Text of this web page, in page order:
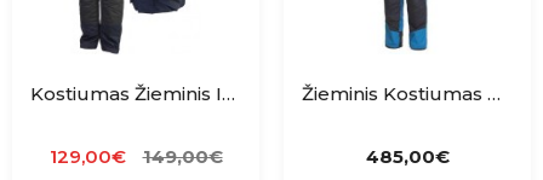
Kostiumas Žieminis Imax Arx-20 Ice Thermo
129,00€ 149,00€
Žieminis Kostiumas Norfin Tornado
485,00€